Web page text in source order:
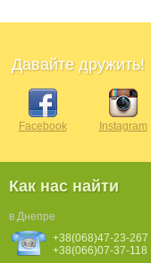
Давайте дружить!
Facebook Instagram
Как нас найти
в Днепре
+38(068)47-23-267
+38(066)07-37-118